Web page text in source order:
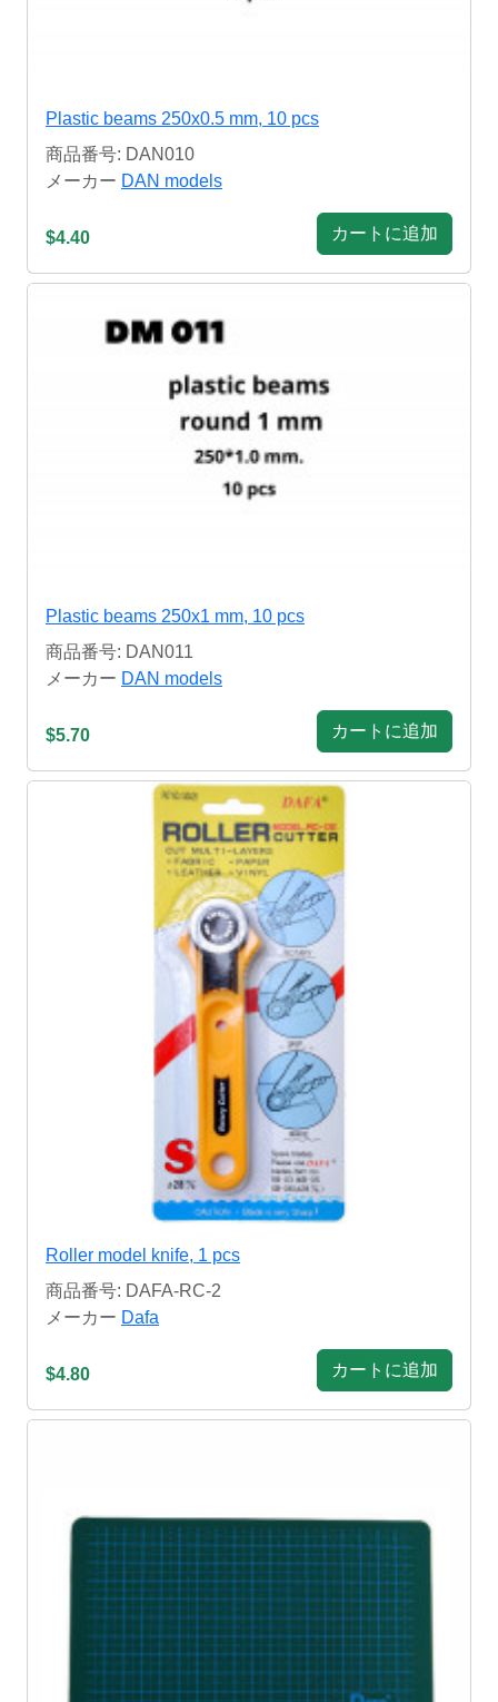
Plastic beams 250x0.5 mm, 10 pcs
商品番号: DAN010
メーカー DAN models
$4.40 カートに追加
Plastic beams 250x1 mm, 10 pcs
商品番号: DAN011
メーカー DAN models
$5.70 カートに追加
Roller model knife, 1 pcs
商品番号: DAFA-RC-2
メーカー Dafa
$4.80 カートに追加